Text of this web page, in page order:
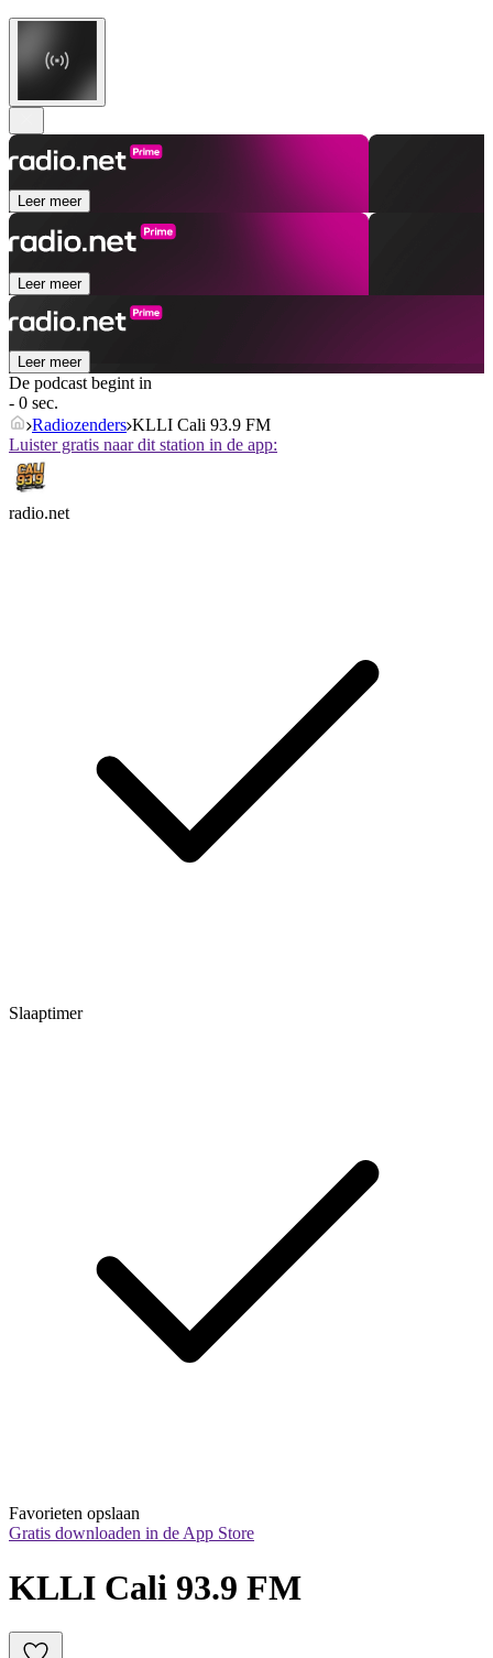
Leer meer
Leer meer
Leer meer
De podcast begint in
- 0 sec.
Radiozenders KLLI Cali 93.9 FM
Luister gratis naar dit station in de app:
radio.net
Slaaptimer
Favorieten opslaan
Gratis downloaden in de App Store
KLLI Cali 93.9 FM